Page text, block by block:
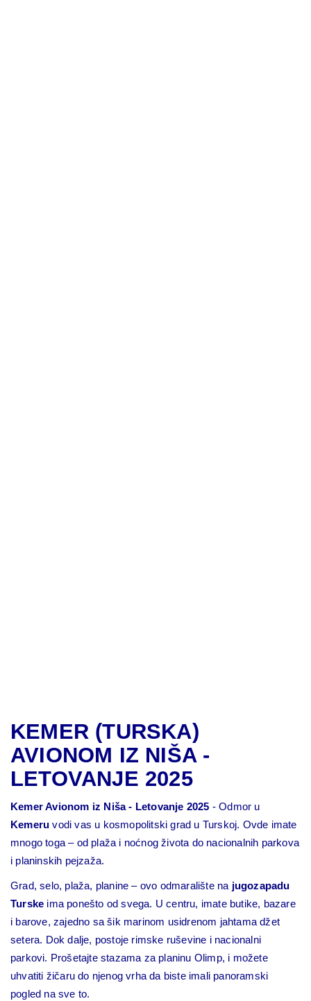
KEMER (TURSKA)
AVIONOM IZ NIŠA -
LETOVANJE 2025
Kemer Avionom iz Niša - Letovanje 2025 - Odmor u
Kemeru vodi vas u kosmopolitski grad u Turskoj. Ovde imate
mnogo toga – od plaža i noćnog života do nacionalnih parkova
i planinskih pejzaža.
Grad, selo, plaža, planine – ovo odmaralište na jugozapadu
Turske ima ponešto od svega. U centru, imate butike, bazare
i barove, zajedno sa šik marinom usidrenom jahtama džet
setera. Dok dalje, postoje rimske ruševine i nacionalni
parkovi. Prošetajte stazama za planinu Olimp, i možete
uhvatiti žičaru do njenog vrha da biste imali panoramski
pogled na sve to.